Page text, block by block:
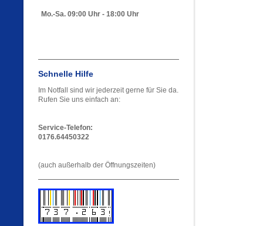
Mo.-Sa. 09:00 Uhr - 18:00 Uhr
Schnelle Hilfe
Im Notfall sind wir jederzeit gerne für Sie da.
Rufen Sie uns einfach an:
Service-Telefon:
0176.64450322
(auch außerhalb der Öffnungszeiten)